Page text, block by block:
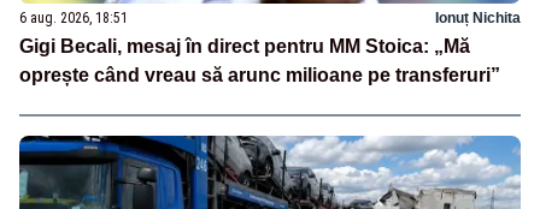
6 aug. 2026, 18:51 Ionuț Nichita
Gigi Becali, mesaj în direct pentru MM Stoica: „Mă
oprește când vreau să arunc milioane pe transferuri”